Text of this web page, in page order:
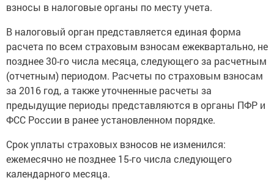
взносы в налоговые органы по месту учета.
В налоговый орган представляется единая форма
расчета по всем страховым взносам ежеквартально, не
позднее 30-го числа месяца, следующего за расчетным
(отчетным) периодом. Расчеты по страховым взносам
за 2016 год, а также уточненные расчеты за
предыдущие периоды представляются в органы ПФР и
ФСС России в ранее установленном порядке.
Срок уплаты страховых взносов не изменился:
ежемесячно не позднее 15-го числа следующего
календарного месяца.